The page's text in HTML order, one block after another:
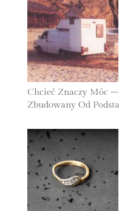
Chcieć Znaczy Móc –
Zbudowany Od